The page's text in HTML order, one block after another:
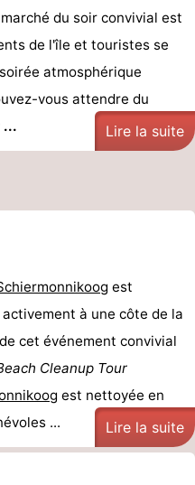
marché du soir convivial est
de l'île et touristes se
atmosphérique
vous attendre du
... Lire la suite
est
à une côte de la
cet événement convivial
Cleanup Tour
est nettoyée en
...
Lire la suite